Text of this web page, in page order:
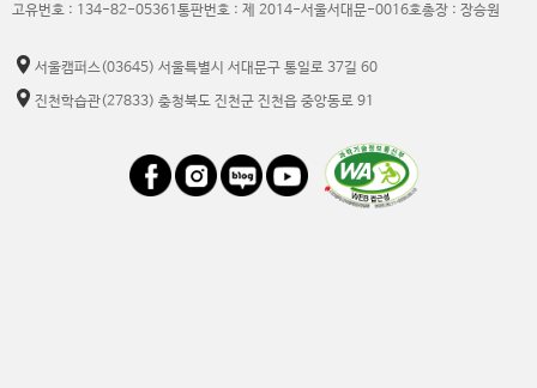
고유번호 : 134-82-05361 통판번호 : 제 2014-서울서대문-0016호총장 : 장승원
서울캠퍼스(03645) 서울특별시 서대문구 통일로 37길 60
진천학습관(27833) 충청북도 진천군 진천읍 중앙동로 91